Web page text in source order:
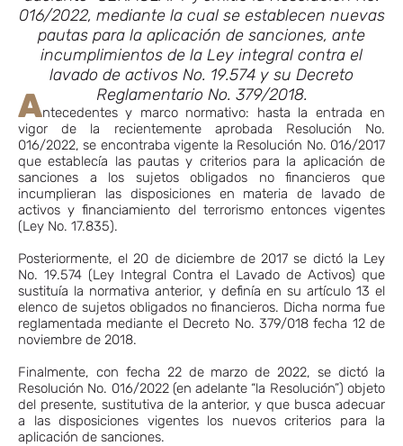
016/2022, mediante la cual se establecen nuevas
pautas para la aplicación de sanciones, ante
incumplimientos de la Ley integral contra el
lavado de activos No. 19.574 y su Decreto
Reglamentario No. 379/2018.
Antecedentes y marco normativo: hasta la entrada en
vigor de la recientemente aprobada Resolución No.
016/2022, se encontraba vigente la Resolución No. 016/2017
que establecía las pautas y criterios para la aplicación de
sanciones a los sujetos obligados no financieros que
incumplieran las disposiciones en materia de lavado de
activos y financiamiento del terrorismo entonces vigentes
(Ley No. 17.835).
Posteriormente, el 20 de diciembre de 2017 se dictó la Ley
No. 19.574 (Ley Integral Contra el Lavado de Activos) que
sustituía la normativa anterior, y definía en su artículo 13 el
elenco de sujetos obligados no financieros. Dicha norma fue
reglamentada mediante el Decreto No. 379/018 fecha 12 de
noviembre de 2018.
Finalmente, con fecha 22 de marzo de 2022, se dictó la
Resolución No. 016/2022 (en adelante “la Resolución”) objeto
del presente, sustitutiva de la anterior, y que busca adecuar
a las disposiciones vigentes los nuevos criterios para la
aplicación de sanciones.